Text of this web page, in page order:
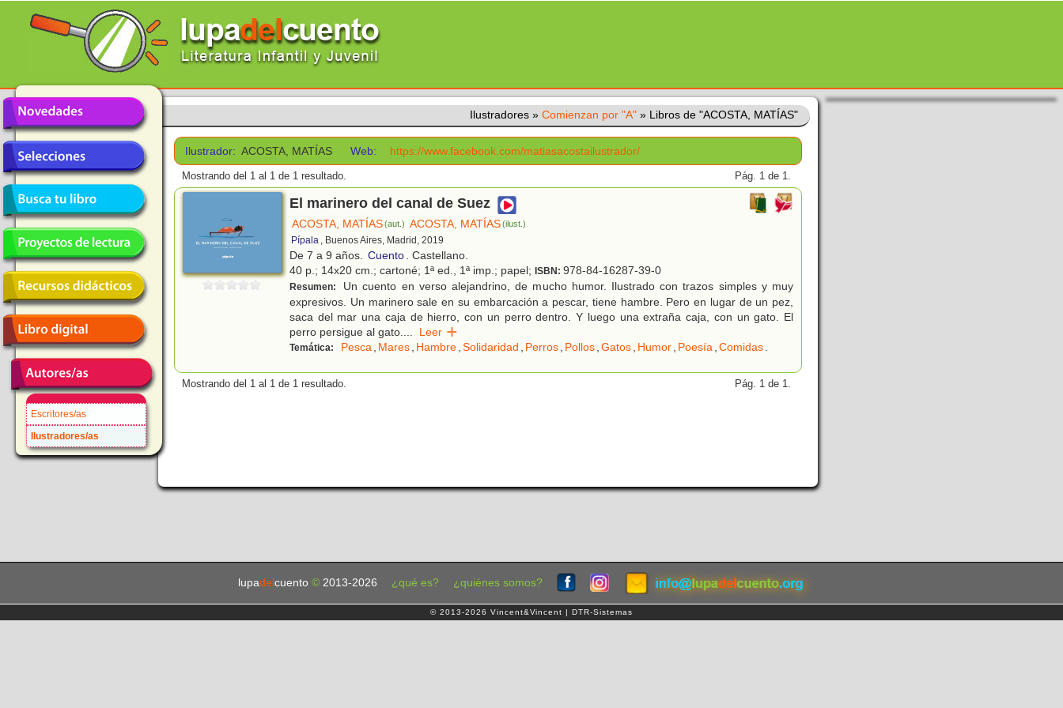
Escritores/as
Ilustradores/as
Ilustradores » Comienzan por "A" » Libros de "ACOSTA, MATÍAS"
Ilustrador: ACOSTA, MATÍAS Web: https://www.facebook.com/matiasacostailustrador/
Mostrando del 1 al 1 de 1 resultado. Pág. 1 de 1.
El marinero del canal de Suez
ACOSTA, MATÍAS(aut.) ACOSTA, MATÍAS(ilust.)
Pípala , Buenos Aires, Madrid, 2019
De 7 a 9 años. Cuento. Castellano.
40 p.; 14x20 cm.; cartoné; 1ª ed., 1ª imp.; papel; ISBN: 978-84-16287-39-0
Resumen:
Un cuento en verso alejandrino, de mucho humor. Ilustrado con trazos simples y muy
expresivos. Un marinero sale en su embarcación a pescar, tiene hambre. Pero en lugar de un pez,
saca del mar una caja de hierro, con un perro dentro. Y luego una extraña caja, con un gato. El
perro persigue al gato.... Leer
Temática: Pesca, Mares, Hambre,Solidaridad , Perros, Pollos,Gatos, Humor, Poesía,Comidas.
Mostrando del 1 al 1 de 1 resultado. Pág. 1 de 1.
lupadel cuento © 2013-2026 ¿qué es? ¿quiénes somos?
© 2013-2026 Vincent&Vincent | DTR-Sistemas